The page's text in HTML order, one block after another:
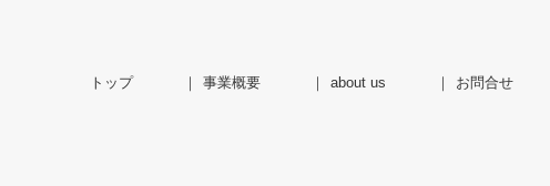
トップ 事業概要 about us お問合せ